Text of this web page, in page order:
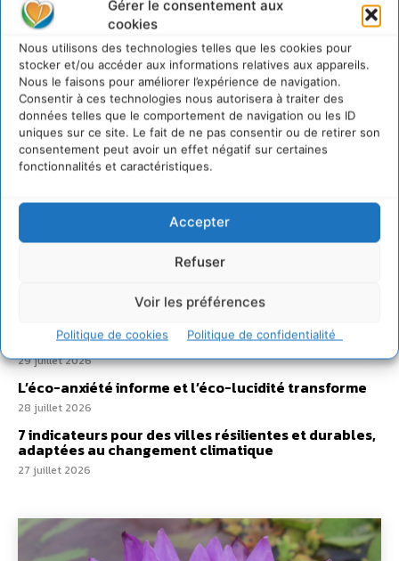
Gérer le consentement aux
cookies
Nous utilisons des technologies telles que les cookies pour
stocker et/ou accéder aux informations relatives aux appareils.
Nous le faisons pour améliorer l’expérience de navigation.
Consentir à ces technologies nous autorisera à traiter des
données telles que le comportement de navigation ou les ID
uniques sur ce site. Le fait de ne pas consentir ou de retirer son
consentement peut avoir un effet négatif sur certaines
fonctionnalités et caractéristiques.
Accepter
Refuser
Voir les préférences
Politique de cookies Politique de confidentialité
Sur Cdurable
hydrique et déréglé tout le territoire (2020-2026)
Développer notre attention aux espèces vivantes
non humaines avec les communs de Zoepolis
Un kit citoyen pour lever les freins au
développement des forêts comestibles dans nos
29 juillet 2026
L’éco-anxiété informe et l’éco-lucidité transforme
28 juillet 2026
7 indicateurs pour des villes résilientes et durables,
adaptées au changement climatique
27 juillet 2026